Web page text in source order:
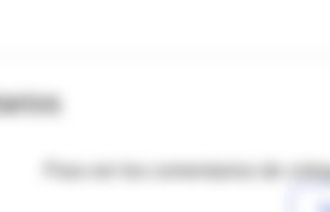
Para ver los comentarios de